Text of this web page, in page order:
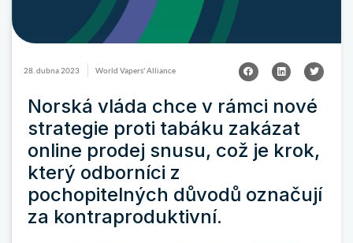
28. dubna 2023 World Vapers' Alliance
Norská vláda chce v rámci nové
strategie proti tabáku zakázat
online prodej snusu, což je krok,
který odborníci z
pochopitelných důvodů označují
za kontraproduktivní.